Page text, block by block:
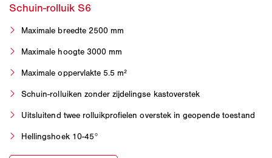
Maximale breedte 2500 mm
Maximale hoogte 3000 mm
Maximale oppervlakte 5.5 m²
Schuin-rolluiken zonder zijdelingse kastoverstek
Uitsluitend twee rolluikprofielen overstek in geopende toestand
Hellingshoek 10-45°